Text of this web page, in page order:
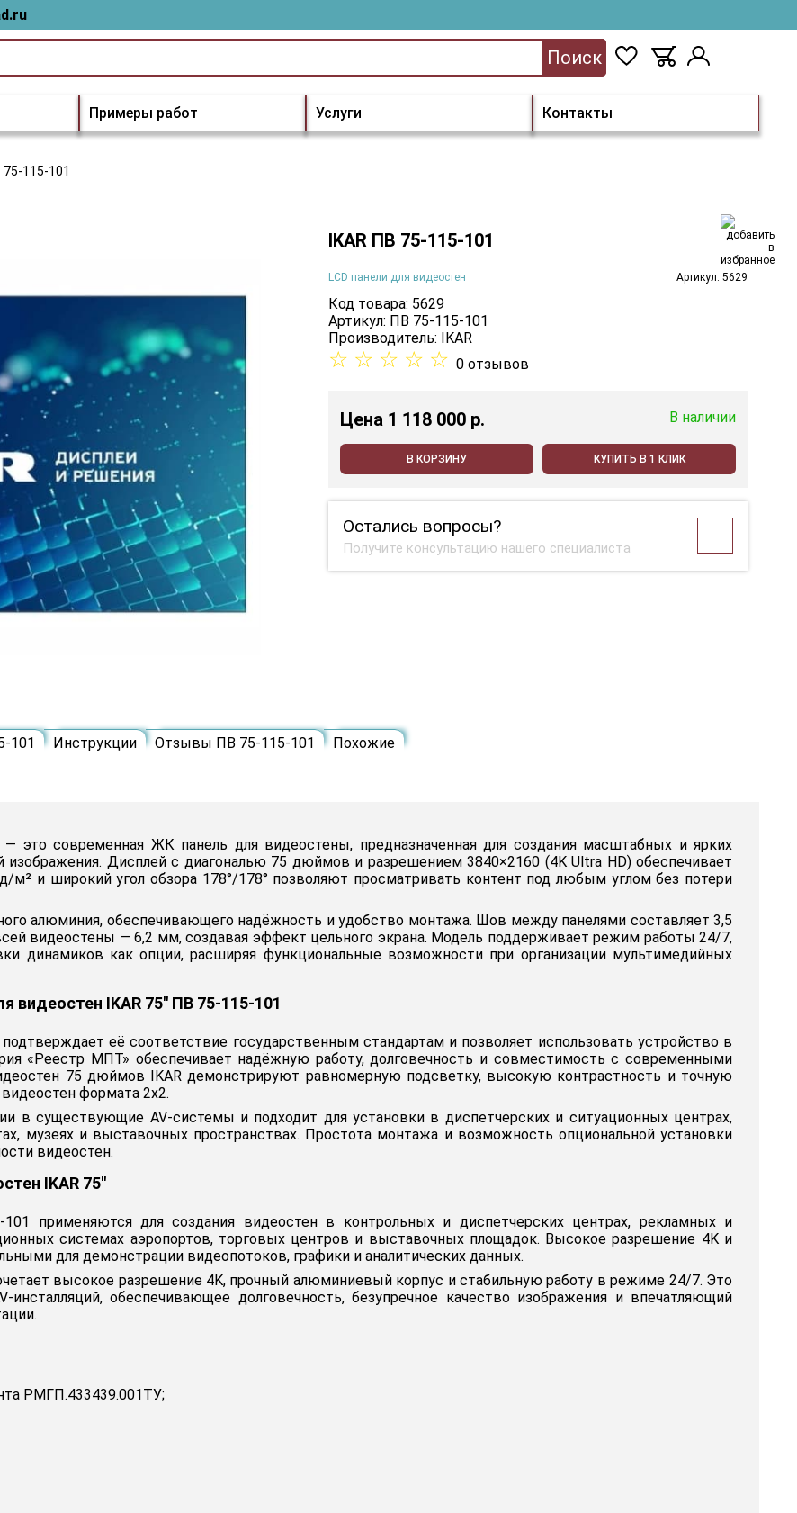
Примеры работ Услуги Контакты
Поиск
75-115-101
IKAR ПВ 75-115-101
LCD панели для видеостен Артикул: 5629
Код товара: 5629
Артикул: ПВ 75-115-101
Производитель: IKAR
☆ ☆ ☆ ☆ ☆ 0 отзывов
Цена 1 118 000 p. В наличии
В КОРЗИНУ КУПИТЬ В 1 КЛИК
Остались вопросы?
Получите консультацию нашего специалиста
101 Инструкции Отзывы ПВ 75-115-101 Похожие
это современная ЖК панель для видеостены, предназначенная для создания масштабных и ярких
Дисплей с диагональю 75 дюймов и разрешением 3840×2160 (4K Ultra HD) обеспечивает
м² и широкий угол обзора 178°/178° позволяют просматривать контент под любым углом без потери
алюминия, обеспечивающего надёжность и удобство монтажа. Шов между панелями составляет 3,5
видеостены — 6,2 мм, создавая эффект цельного экрана. Модель поддерживает режим работы 24/7,
динамиков как опции, расширяя функциональные возможности при организации мультимедийных
IKAR 75" ПВ 75-115-101
её соответствие государственным стандартам и позволяет использовать устройство в
«Реестр МПТ» обеспечивает надёжную работу, долговечность и совместимость с современными
75 дюймов IKAR демонстрируют равномерную подсветку, высокую контрастность и точную
формата 2x2.
в существующие AV-системы и подходит для установки в диспетчерских и ситуационных центрах,
музеях и выставочных пространствах. Простота монтажа и возможность опциональной установки
видеостен.
IKAR 75"
применяются для создания видеостен в контрольных и диспетчерских центрах, рекламных и
системах аэропортов, торговых центров и выставочных площадок. Высокое разрешение 4K и
для демонстрации видеопотоков, графики и аналитических данных.
высокое разрешение 4K, прочный алюминиевый корпус и стабильную работу в режиме 24/7. Это
обеспечивающее долговечность, безупречное качество изображения и впечатляющий
РМГП.433439.001ТУ;